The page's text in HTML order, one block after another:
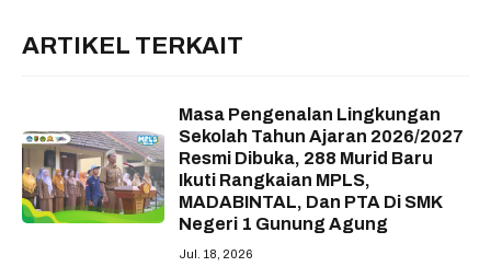
ARTIKEL TERKAIT
Masa Pengenalan Lingkungan
Sekolah Tahun Ajaran 2026/2027
Resmi Dibuka, 288 Murid Baru
Ikuti Rangkaian MPLS,
MADABINTAL, Dan PTA Di SMK
Negeri 1 Gunung Agung
Jul. 18, 2026